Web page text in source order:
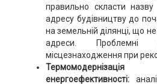
правильно скласти назву
адресу будівництву до
на земельній ділянці, що
адреси. Проблемні
місцезнаходження при
енергоефективності: